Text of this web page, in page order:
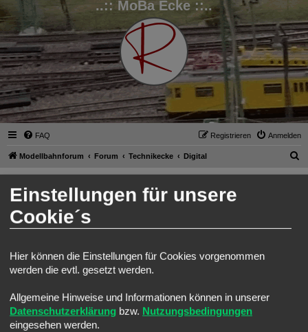
..:: MoBa Ecke ::..
FAQ Anmelden
Registrieren
Modellbahnforum Forum Technikecke Digital
Neues Thema SucheErweiterte Suche
Märklin K83 Weichendecoder - Separate Stromeinspeisung
Letzter Beitrag vonMoba_GM«So 27. Mär 2022, 15:37
Equalizer in Sounddecoder
Letzter Beitrag von Modellbauhütte «
So 30. Jan 2022, 22:21
Bewertung: 14.29%
Einstellungen für unsere
Cookie´s
Hier können die Einstellungen für Cookies vorgenommen
werden die evtl. gesetzt werden.
Allgemeine Hinweise und Informationen können in unserer
Datenschutzerklärung bzw. Nutzungsbedingungen
eingesehen werden.